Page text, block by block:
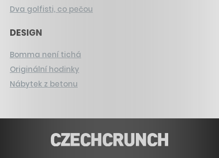
Dva golfisti, co pečou
DESIGN
Bomma není tichá
Originální hodinky
Nábytek z betonu